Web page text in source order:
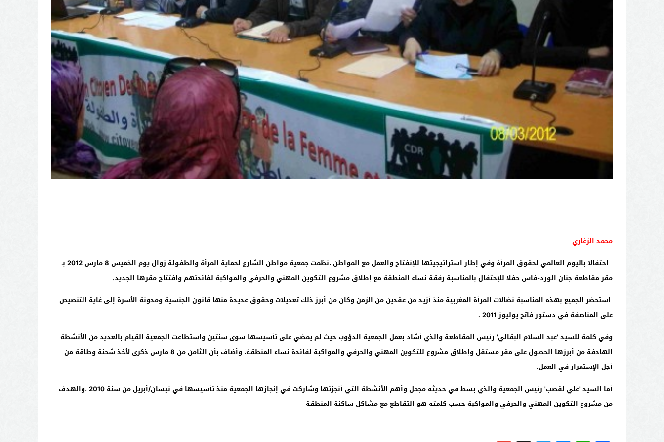
محمد الزغاري
احتفالا باليوم العالمي لحقوق المرأة وفي إطار استراتيجيتها للإنفتاح والعمل مع المواطن ،نظمت جمعية مواطن الشارع لحماية المرأة والطفولة زوال يوم الخميس 8مارس2012بـ
مقر مقاطعة جنان الورد-فاس حفلا للإحتفال بالمناسبة رفقة نساء المنطقة مع إطلاق مشروع التكوين المهني والحرفي والمواكبة لفائدتهم وافتتاح مقرها الجديد.
استحضر الجميع بهذه المناسبة نضالات المرأة المغربية منذ أزيد من عقدين من الزمن وكان من أبرز ذلك تعديلات وحقوق عديدة منها قانون الجنسية ومدونة الأسرة إلى غاية التنصيص
على المناصفة في دستور فاتح يوليوز2011
.
وفي كلمة للسيد 'عبد السلام البقالي' رئيس المقاطعة والذي أشاد بعمل الجمعية الدؤوب حيث لم يمضي على تأسيسها سوى سنتين واستطاعت الجمعية القيام بالعديد من الأنشطة
الهادفة من أبرزها الحصول على مقر مستقل وإطلاق مشروع للتكوين المهني والحرفي والمواكبة لفائدة نساء المنطقة، وأضاف بأن الثامن من 8مارس ذكرى لأخذ شحنة وطاقة من
أجل الإستمرار في العمل.
أما السيد 'علي لقصب' رئيس الجمعية والذي بسط في حديثه مجمل وأهم الأنشطة التي أنجزتها وشاركت في إنجازها الجمعية منذ تأسيسها في نيسان/أبريل من سنة 2010،والهدف
من مشروع التكوين المهني والحرفي والمواكبة حسب كلمته هو التقاطع مع مشاكل ساكنة المنطقة